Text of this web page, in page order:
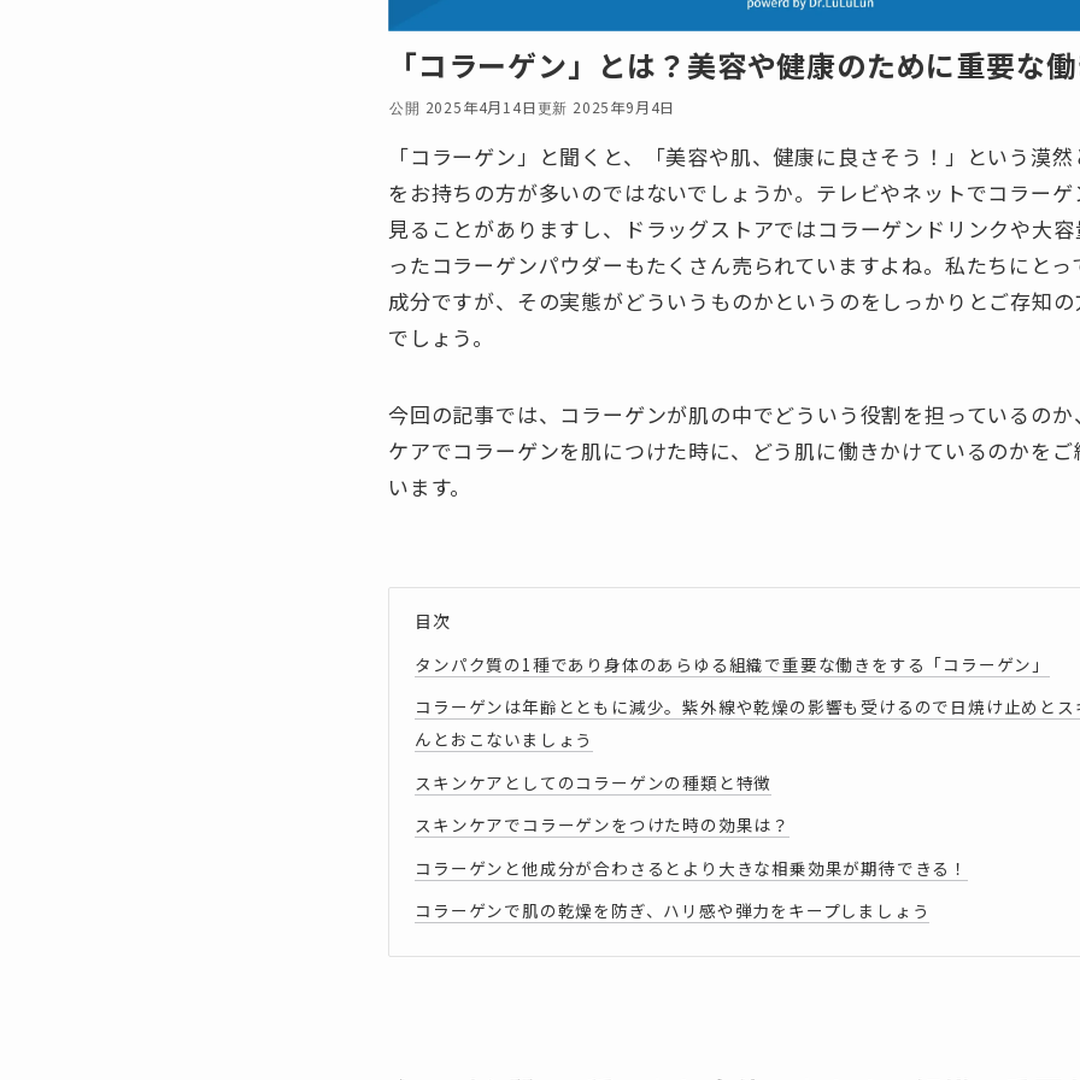
「コラーゲン」とは？美容や健康のために重要な働
2025年4月14日 2025年9月4日
「コラーゲン」と聞くと、「美容や肌、健康に良さそう！」という漠
をお持ちの方が多いのではないでしょうか。テレビやネットでコラーゲ
見ることがありますし、ドラッグストアではコラーゲンドリンクや大
ったコラーゲンパウダーもたくさん売られていますよね。私たちにとっ
成分ですが、その実態がどういうものかというのをしっかりとご存知
でしょう。
今回の記事では、コラーゲンが肌の中でどういう役割を担っているのか
ケアでコラーゲンを肌につけた時に、どう肌に働きかけているのかを
います。
目次
タンパク質の1種であり身体のあらゆる組織で重要な働きをする「コラーゲン」
コラーゲンは年齢とともに減少。紫外線や乾燥の影響も受けるので日焼け止めとス
んとおこないましょう
スキンケアとしてのコラーゲンの種類と特徴
スキンケアでコラーゲンをつけた時の効果は？
コラーゲンと他成分が合わさるとより大きな相乗効果が期待できる！
コラーゲンで肌の乾燥を防ぎ、ハリ感や弾力をキープしましょう